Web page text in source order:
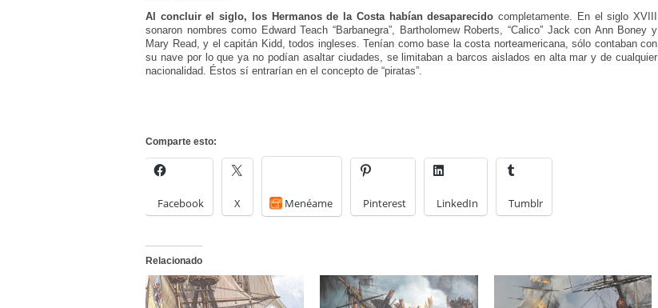
Al concluir el siglo, los Hermanos de la Costa habían desaparecido completamente. En el siglo XVIII
sonaron nombres como Edward Teach “Barbanegra”, Bartholomew Roberts, “Calico” Jack con Ann Boney y
Mary Read, y el capitán Kidd, todos ingleses. Tenían como base la costa norteamericana, sólo contaban con
su nave por lo que ya no podían asaltar ciudades, se limitaban a barcos aislados en alta mar y de cualquier
nacionalidad. Éstos sí entrarían en el concepto de “piratas”.
Comparte esto:
Facebook X Menéame Pinterest LinkedIn Tumblr
Relacionado